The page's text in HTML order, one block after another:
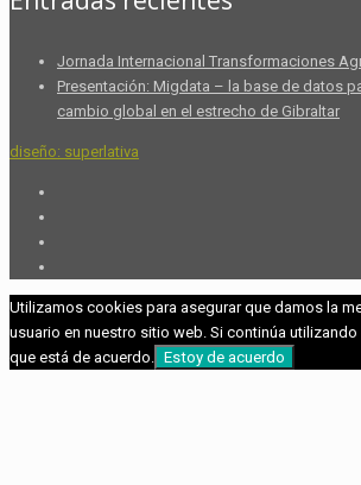
Jornada Internacional Transformaciones
Presentación: Migdata – la base de datos
cambio global en el estrecho de Gibraltar
diseño: superlativa
Utilizamos cookies para asegurar que damos la
usuario en nuestro sitio web. Si continúa
que está de acuerdo.
Estoy de acuerdo